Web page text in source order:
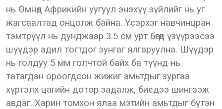
нь Өмнөд Африкийн уугуул энэхүү зүйлийг нь уг
жагсаалтад онцолж байна. Үсэрхэг навчинцран
тэмтрүүл нь дунджаар 3.5 см урт бөгөөд үзүүрээсээ
шүүдэр адил тогтдог зунгаг ялгаруулна. Шүүдэр
нь голдуу 5 мм голчтой байх ба түүнд нь
татагдан ороогдсон жижиг амьтдыг зургаа
хүртэлх цагийн дотор задалж, биедээ шингээж
авдаг. Харин томхон ялаа мэтийн амьтдыг бүтэн